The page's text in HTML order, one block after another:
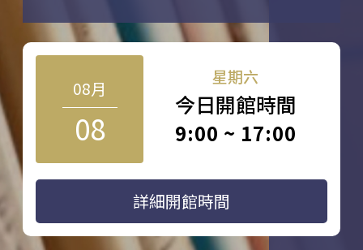
08月
08
星期六
今日開館時間
9:00 ~ 17:00
詳細開館時間